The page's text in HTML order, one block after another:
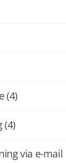
(4)
(4)
via e-mail